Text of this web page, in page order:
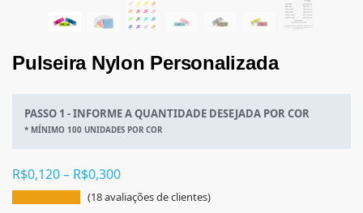
Pulseira Nylon Personalizada
PASSO 1 - INFORME A QUANTIDADE DESEJADA POR COR
* MÍNIMO 100 UNIDADES POR COR
R$0,120– R$0,300
(18avaliações de clientes)